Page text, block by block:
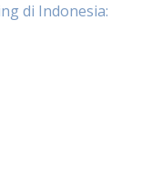
di Indonesia: